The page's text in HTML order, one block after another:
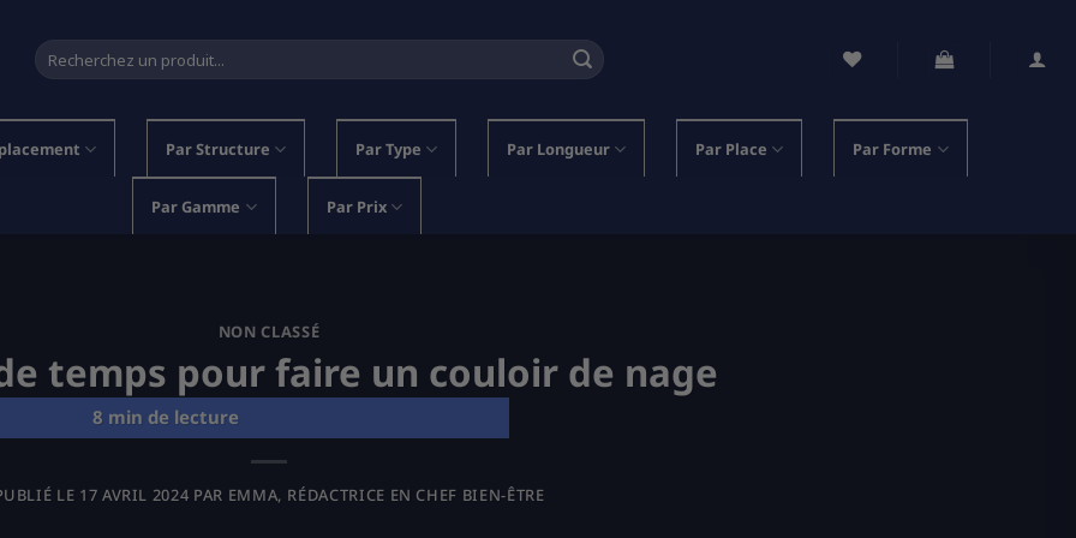
Recherche
pour :
Par Structure Par Type Par Longueur Par Place Par Forme
Par Gamme Par Prix
NON CLASSÉ
temps pour faire un couloir de nage
LE 17 AVRIL 2024 PAR EMMA, RÉDACTRICE EN CHEF BIEN-ÊTRE